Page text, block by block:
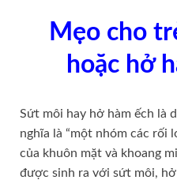
Mẹo cho
hoặc hở
Sứt môi hay hở hàm ếch là
nghĩa là “một nhóm các rối
của khuôn mặt và khoang
được sinh ra với sứt môi,